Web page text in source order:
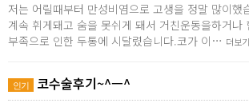
저는 어릴때부터 만성비염으로 고생을 정말 많이했
계속 휘게돼고 숨을 못쉬게 돼서 거친운동을하거나
부족으로 인한 두통에 시달렸습니다.코가 이… 더보기
인기 코수술후기~^ㅡ^